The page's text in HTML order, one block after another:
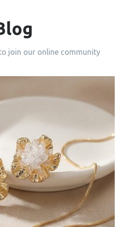
join our online community